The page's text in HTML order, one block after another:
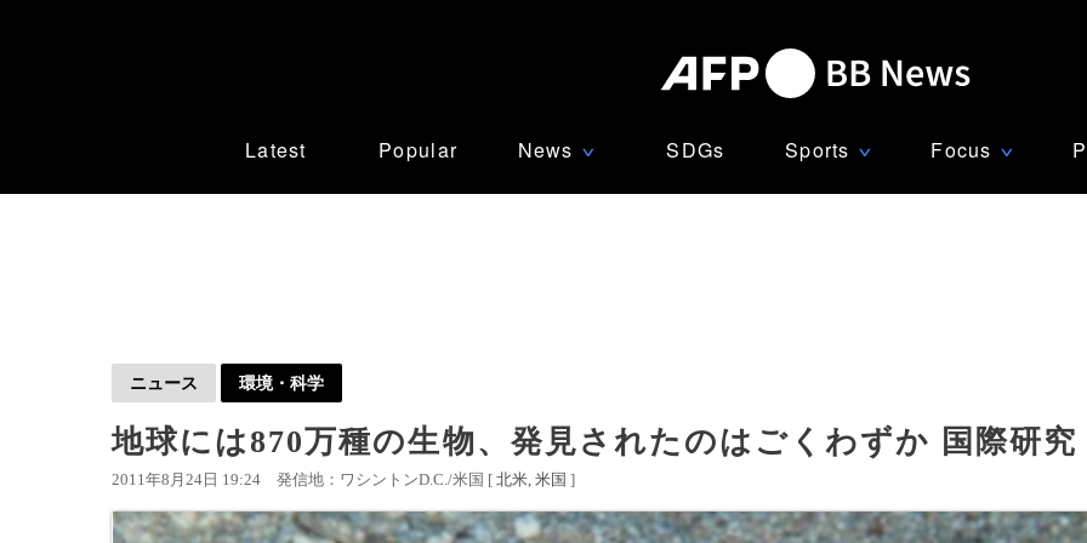
Latest Popular News ∨ SDGs Sports ∨ Focus ∨
ニュース 環境・科学
地球には870万種の生物、発見されたのはごくわずか 国際研究
2011年8月24日 19:24 発信地：ワシントンD.C./米国 [ 北米 米国 ]